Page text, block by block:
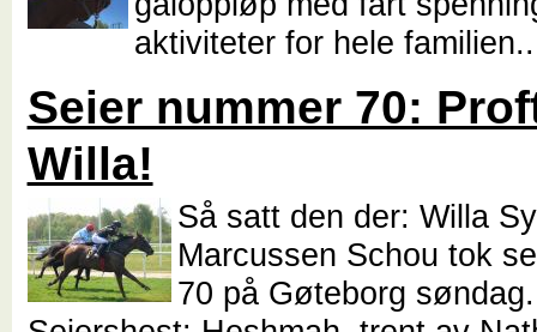
aktiviteter for hele
Seier nummer 70:
Willa!
Så satt den der: Willa
Marcussen Schou tok
70 på Gøteborg søndag.